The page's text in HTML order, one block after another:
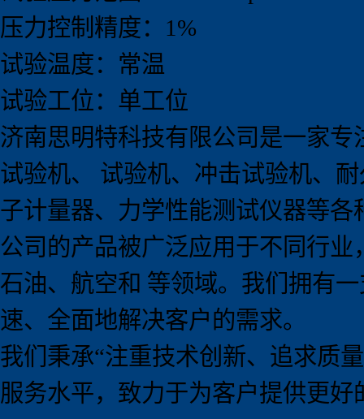
压力控制精度：1%
试验温度：常温
试验工位：单工位
济南思明特科技有限公司是一家
试验机、 试验机、冲击试验机、
子计量器、力学性能测试仪器等各
公司的产品被广泛应用于不同行
石油、航空和 等领域。我们拥有
速、全面地解决客户的需求。
我们秉承“注重技术创新、追求质
服务水平，致力于为客户提供更